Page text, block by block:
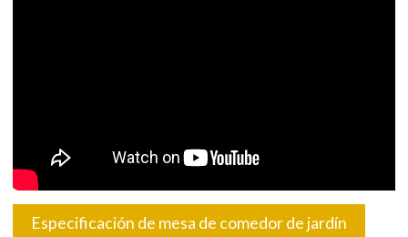
Especificación de mesa de comedor de jardín